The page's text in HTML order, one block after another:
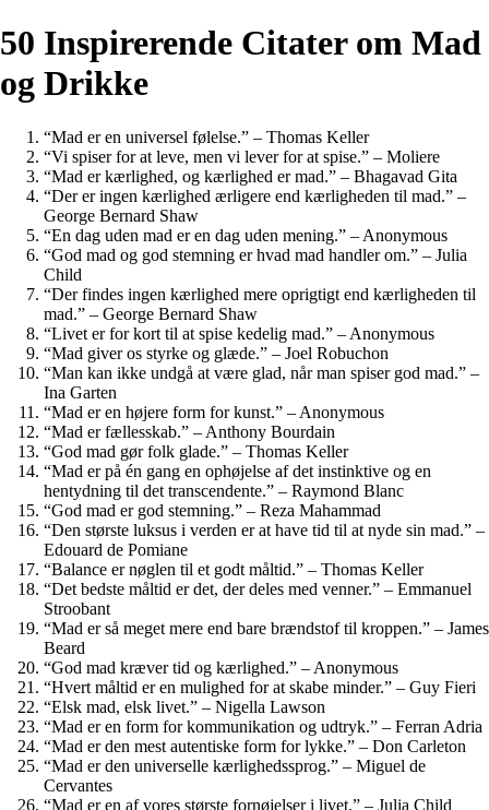
50 Inspirerende Citater om Mad
og Drikke
“Mad er en universel følelse.” – Thomas Keller
“Vi spiser for at leve, men vi lever for at spise.” – Moliere
“Mad er kærlighed, og kærlighed er mad.” – Bhagavad Gita
“Der er ingen kærlighed ærligere end kærligheden til mad.” –
George Bernard Shaw
“En dag uden mad er en dag uden mening.” – Anonymous
“God mad og god stemning er hvad mad handler om.” – Julia
Child
“Der findes ingen kærlighed mere oprigtigt end kærligheden til
mad.” – George Bernard Shaw
“Livet er for kort til at spise kedelig mad.” – Anonymous
“Mad giver os styrke og glæde.” – Joel Robuchon
“Man kan ikke undgå at være glad, når man spiser god mad.” –
Ina Garten
“Mad er en højere form for kunst.” – Anonymous
“Mad er fællesskab.” – Anthony Bourdain
“God mad gør folk glade.” – Thomas Keller
“Mad er på én gang en ophøjelse af det instinktive og en
hentydning til det transcendente.” – Raymond Blanc
“God mad er god stemning.” – Reza Mahammad
“Den største luksus i verden er at have tid til at nyde sin mad.” –
Edouard de Pomiane
“Balance er nøglen til et godt måltid.” – Thomas Keller
“Det bedste måltid er det, der deles med venner.” – Emmanuel
Stroobant
“Mad er så meget mere end bare brændstof til kroppen.” – James
Beard
“God mad kræver tid og kærlighed.” – Anonymous
“Hvert måltid er en mulighed for at skabe minder.” – Guy Fieri
“Elsk mad, elsk livet.” – Nigella Lawson
“Mad er en form for kommunikation og udtryk.” – Ferran Adria
“Mad er den mest autentiske form for lykke.” – Don Carleton
“Mad er den universelle kærlighedssprog.” – Miguel de
Cervantes
“Mad er en af ​​vores største fornøjelser i livet.” – Julia Child